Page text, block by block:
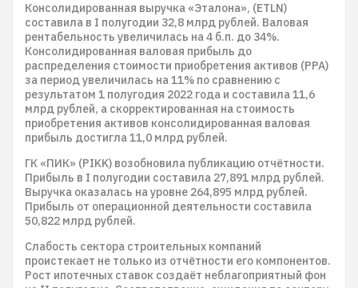
Консолидированная выручка «Эталона», (ETLN)
составила в I полугодии 32,8 млрд рублей. Валовая
рентабельность увеличилась на 4 б.п. до 34%.
Консолидированная валовая прибыль до
распределения стоимости приобретения активов (PPA)
за период увеличилась на 11% по сравнению с
результатом 1 полугодия 2022 года и составила 11,6
млрд рублей, а скорректированная на стоимость
приобретения активов консолидированная валовая
прибыль достигла 11,0 млрд рублей.
ГК «ПИК» (PIKK) возобновила публикацию отчётности.
Прибыль в I полугодии составила 27,891 млрд рублей.
Выручка оказалась на уровне 264,895 млрд рублей.
Прибыль от операционной деятельности составила
50,822 млрд рублей.
Слабость сектора строительных компаний
проистекает не только из отчётности его компонентов.
Рост ипотечных ставок создаёт неблагоприятный фон